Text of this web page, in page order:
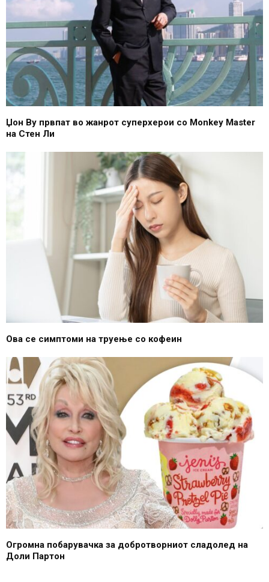
Џон Ву првпат во жанрот суперхерои со Monkey Master
на Стен Ли
Ова се симптоми на труење со кофеин
Огромна побарувачка за добротворниот сладолед на
Доли Партон